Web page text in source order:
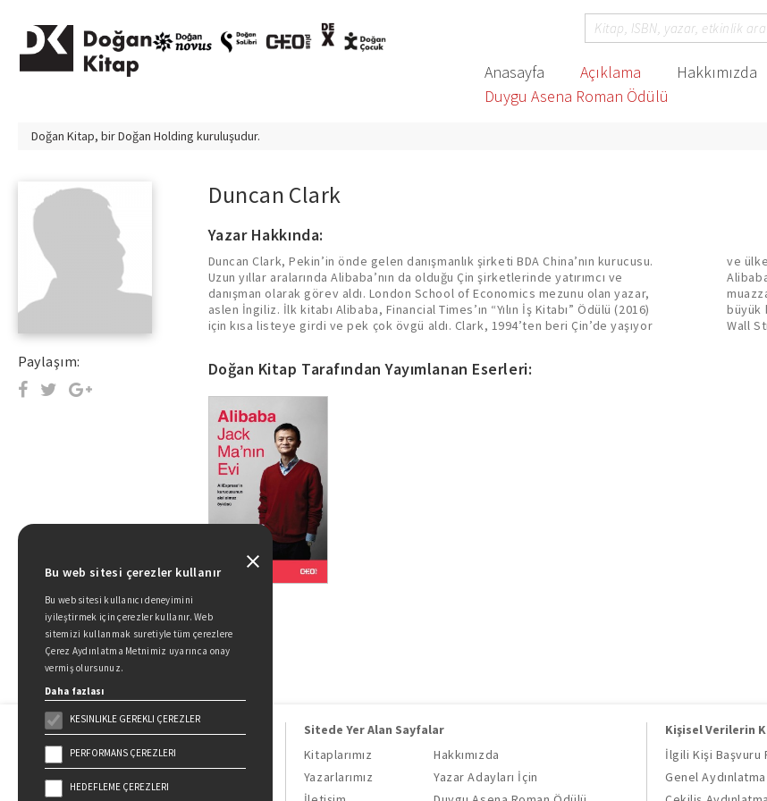
Anasayfa Açıklama Hakkımızda
Duygu Asena Roman Ödülü
Doğan Kitap, birDoğan Holding kuruluşudur.
Paylaşım:
Duncan Clark
Yazar Hakkında:
Duncan Clark, Pekin’in önde gelen danışmanlık şirketi BDA China’nın kurucusu.
Uzun yıllar aralarında Alibaba’nın da olduğu Çin şirketlerinde yatırımcı ve
danışman olarak görev aldı. London School of Economics mezunu olan yazar,
aslen İngiliz. İlk kitabı Alibaba, Financial Times’ın “Yılın İş Kitabı” Ödülü (2016)
için kısa listeye girdi ve pek çok övgü aldı. Clark, 1994’ten beri Çin’de yaşıyor
ve
büyük
Wall
Doğan Kitap Tarafından Yayımlanan Eserleri:
Doğan Kitap, bir Doğan Holding
Sitede Yer Alan Sayfalar
Kitaplarımız
Hakkımızda
Yazarlarımız
Yazar Adayları İçin
Kişisel Verilerin
İlgili Kişi Başvuru
Genel
Bu web sitesi çerezler kullanır
Bu web sitesi kullanıcı deneyimini
iyileştirmek için çerezler kullanır. Web
sitemizi kullanmak suretiyle tüm çerezlere
Çerez Aydınlatma Metnimiz uyarınca onay
vermiş olursunuz.
Daha fazlası
KESINLIKLE GEREKLI ÇEREZLER
PERFORMANS ÇEREZLERI
HEDEFLEME ÇEREZLERI